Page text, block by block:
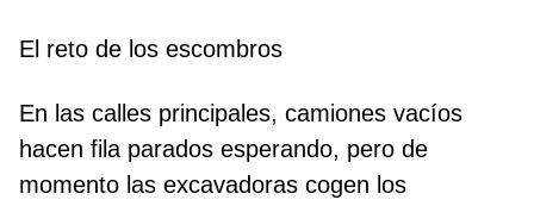
El reto de los escombros
En las calles principales, camiones vacíos
hacen fila parados esperando, pero de
momento las excavadoras cogen los